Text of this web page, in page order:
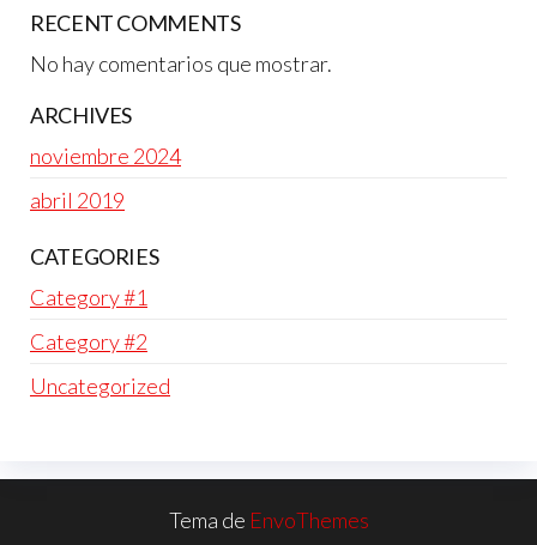
RECENT COMMENTS
No hay comentarios que mostrar.
ARCHIVES
noviembre 2024
abril 2019
CATEGORIES
Category #1
Category #2
Uncategorized
Tema de EnvoThemes